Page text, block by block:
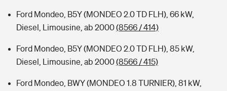
Ford Mondeo, B5Y (MONDEO 2.0 TD FLH), 66 kW,
Diesel, Limousine, ab 2000(8566 / 414)
Ford Mondeo, B5Y (MONDEO 2.0 TD FLH), 85 kW,
Diesel, Limousine, ab 2000(8566 / 415)
Ford Mondeo, BWY (MONDEO 1.8 TURNIER), 81 kW,